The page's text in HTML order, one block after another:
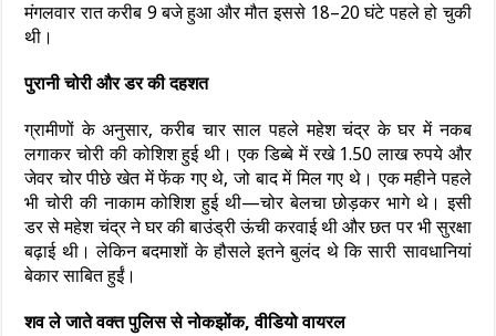
मंगलवार रात करीब 9 बजे हुआ और मौत इससे 18–20 घंटे पहले हो चुकी
थी।
पुरानी चोरी और डर की दहशत
ग्रामीणों के अनुसार, करीब चार साल पहले महेश चंद्र के घर में नकब
लगाकर चोरी की कोशिश हुई थी। एक डिब्बे में रखे 1.50 लाख रुपये और
जेवर चोर पीछे खेत में फेंक गए थे, जो बाद में मिल गए थे। एक महीने पहले
भी चोरी की नाकाम कोशिश हुई थी—चोर बेलचा छोड़कर भागे थे। इसी
डर से महेश चंद्र ने घर की बाउंड्री ऊंची करवाई थी और छत पर भी सुरक्षा
बढ़ाई थी। लेकिन बदमाशों के हौसले इतने बुलंद थे कि सारी सावधानियां
बेकार साबित हुईं।
शव ले जाते वक्त पुलिस से नोकझोंक, वीडियो वायरल